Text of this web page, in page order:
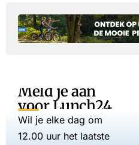
Meld je aan
voor Lunch24
Wil je elke dag om
12.00 uur het laatste